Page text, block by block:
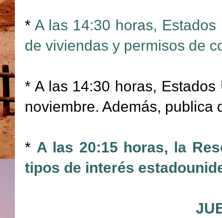
* A las 14:30 horas,
de viviendas y permisos de
* A las 14:30 horas,
noviembre. Además, publica
* A las 20:15 horas, la
tipos de interés